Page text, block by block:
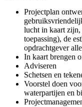
Projectplan
lucht in kaart zijn,
toepassing), de
opdrachtgever
In kaart brengen
Adviseren
Schetsen en
Voorstel doen
waterpartijen en